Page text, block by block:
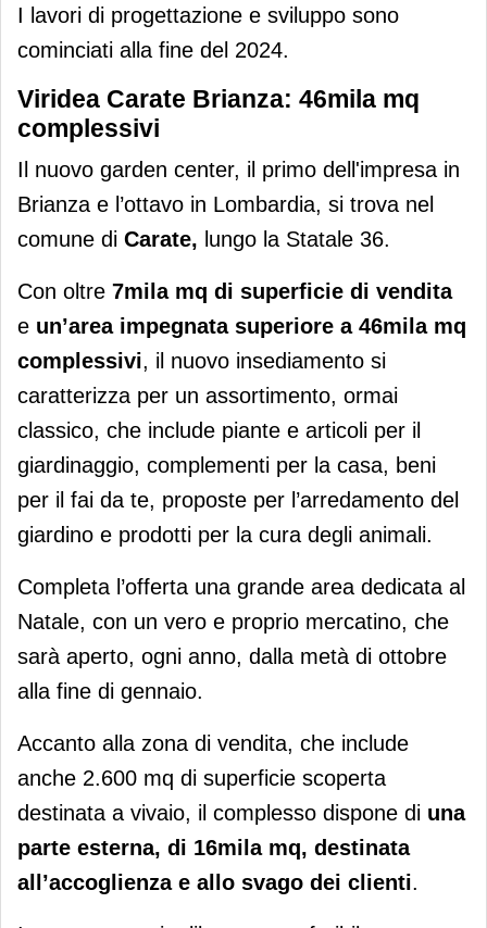
I lavori di progettazione e sviluppo sono
cominciati alla fine del 2024.
Viridea Carate Brianza: 46mila mq
complessivi
Il nuovo garden center, il primo dell'impresa in
Brianza e l’ottavo in Lombardia, si trova nel
comune di Carate, lungo la Statale 36.
Con oltre 7mila mq di superficie di vendita
e un’area impegnata superiore a 46mila mq
complessivi, il nuovo insediamento si
caratterizza per un assortimento, ormai
classico, che include piante e articoli per il
giardinaggio, complementi per la casa, beni
per il fai da te, proposte per l’arredamento del
giardino e prodotti per la cura degli animali.
Completa l’offerta una grande area dedicata al
Natale, con un vero e proprio mercatino, che
sarà aperto, ogni anno, dalla metà di ottobre
alla fine di gennaio.
Accanto alla zona di vendita, che include
anche 2.600 mq di superficie scoperta
destinata a vivaio, il complesso dispone di una
parte esterna, di 16mila mq, destinata
all’accoglienza e allo svago dei clienti.